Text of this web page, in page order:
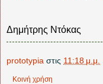
Δημήτρης Ντόκας
prototypia στις 11:18 μ.μ.
Κοινή χρήση